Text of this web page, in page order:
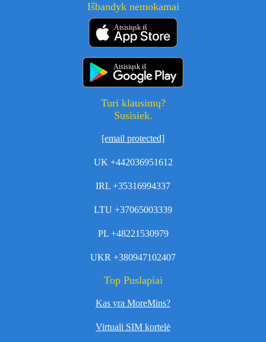
Išbandyk nemokamai
Atsisiųsk iš
Atsisiųsk iš
Turi klausimų?
Susisiek.
[email protected]
UK +442036951612
IRL +35316994337
LTU +37065003339
PL +48221530979
UKR +380947102407
Top Puslapiai
Kas yra MoreMins?
Virtuali SIM kortelė